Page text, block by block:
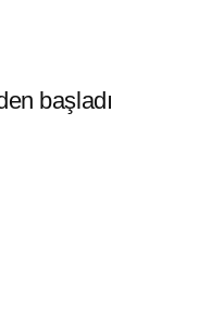
başladı